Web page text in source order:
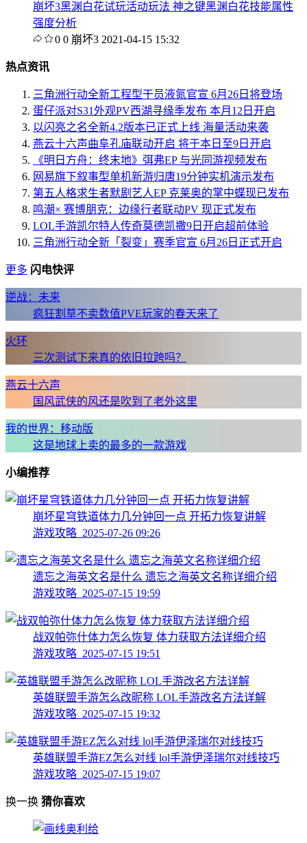
崩坏3黑渊白花试玩活动玩法 神之键黑渊白花技能属性
强度分析
0 0 崩坏3 2021-04-15 15:32
热点资讯
三角洲行动全新工程型干员液氮官宣 6月26日将登场
蛋仔派对S31外观PV西湖寻缘季发布 本月12日开启
以闪亮之名全新4.2版本已正式上线 海量活动来袭
燕云十六声曲阜孔庙联动开启 将于本日至9日开启
《明日方舟：终末地》弭弗EP 与光同游视频发布
网易旗下叙事型单机新游归唐19分钟实机演示发布
第五人格求生者默剧艺人EP 克莱奥的掌中蝶现已发布
鸣潮× 赛博朋克：边缘行者联动PV 现正式发布
LOL手游凯尔特人传奇莫德凯撒9日开启超前体验
三角洲行动全新「裂变」赛季官宣 6月26日正式开启
更多 闪电快评
逆战：未来
疯狂割草不卖数值PVE玩家的春天来了
火环
三次测试下来真的依旧拉跨吗？
燕云十六声
国风武侠的风还是吹到了老外这里
我的世界：移动版
这是地球上卖的最多的一款游戏
小编推荐
崩坏星穹铁道体力几分钟回一点 开拓力恢复讲解
游戏攻略 2025-07-26 09:26
遗忘之海英文名是什么 遗忘之海英文名称详细介绍
游戏攻略 2025-07-15 19:59
战双帕弥什体力怎么恢复 体力获取方法详细介绍
游戏攻略 2025-07-15 19:51
英雄联盟手游怎么改昵称 LOL手游改名方法详解
游戏攻略 2025-07-15 19:32
英雄联盟手游EZ怎么对线 lol手游伊泽瑞尔对线技巧
游戏攻略 2025-07-15 19:07
换一换 猜你喜欢